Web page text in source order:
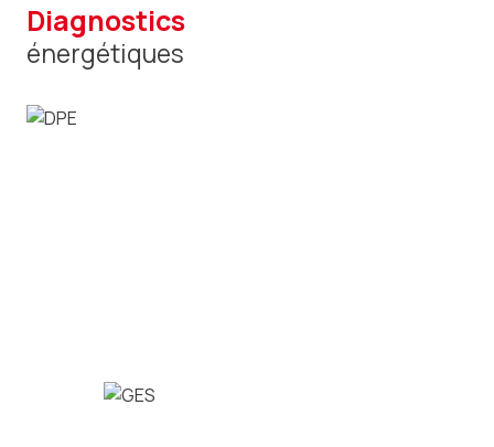
diagnostics
énergétiques